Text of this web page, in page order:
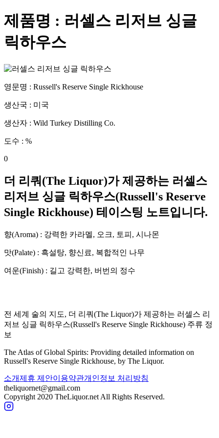
제품명 : 러셀스 리저브 싱글
릭하우스
영문명 : Russell's Reserve Single Rickhouse
생산국 : 미국
생산자 : Wild Turkey Distilling Co.
도수 : %
0
더 리쿼(The Liquor)가 제공하는 러셀스
리저브 싱글 릭하우스(Russell's Reserve
Single Rickhouse) 테이스팅 노트입니다.
향(Aroma) : 강력한 카라멜, 오크, 토피, 시나몬
맛(Palate) : 흑설탕, 향신료, 복합적인 나무
여운(Finish) : 길고 강력한, 버번의 정수
전 세계 술의 지도, 더 리쿼(The Liquor)가 제공하는 러셀스 리
저브 싱글 릭하우스(Russell's Reserve Single Rickhouse) 주류 정
보
The Atlas of Global Spirits: Providing detailed information on
Russell's Reserve Single Rickhouse, by The Liquor.
소개제휴 제안이용약관개인정보 처리방침
theliquornet@gmail.com
Copyright 2020 TheLiquor.net All Rights Reserved.